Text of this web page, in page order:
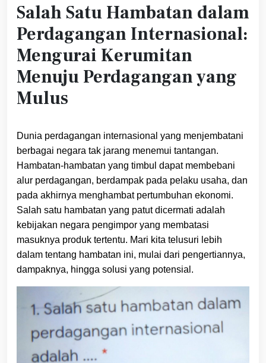
Salah Satu Hambatan dalam
Perdagangan Internasional:
Mengurai Kerumitan
Menuju Perdagangan yang
Mulus
Dunia perdagangan internasional yang menjembatani
berbagai negara tak jarang menemui tantangan.
Hambatan-hambatan yang timbul dapat membebani
alur perdagangan, berdampak pada pelaku usaha, dan
pada akhirnya menghambat pertumbuhan ekonomi.
Salah satu hambatan yang patut dicermati adalah
kebijakan negara pengimpor yang membatasi
masuknya produk tertentu. Mari kita telusuri lebih
dalam tentang hambatan ini, mulai dari pengertiannya,
dampaknya, hingga solusi yang potensial.